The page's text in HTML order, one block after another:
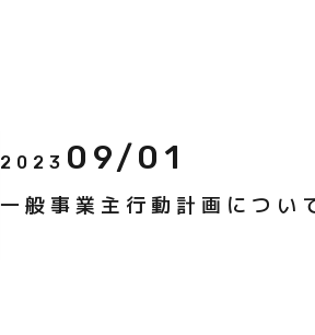
2023 09/01
一般事業主行動計画につい